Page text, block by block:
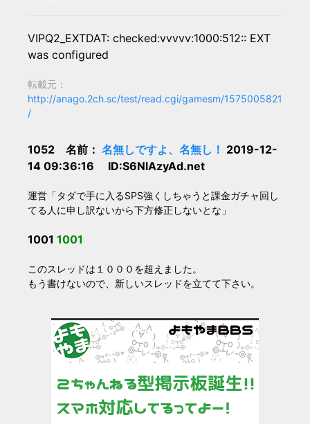
VIPQ2_EXTDAT: checked:vvvvv:1000:512:: EXT
was configured
転載元：
http://anago.2ch.sc/test/read.cgi/gamesm/1575005821
/
1052 名前： 名無しですよ、名無し！ 2019-12-
14 09:36:16 ID:S6NlAzyAd.net
運営「タダで手に入るSPS強くしちゃうと課金ガチャ回し
てる人に申し訳ないから下方修正しないとな」
1001 1001
このスレッドは１０００を超えました。
もう書けないので、新しいスレッドを立てて下さい。